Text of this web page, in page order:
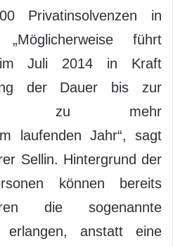
Privatinsolvenzen in
führt
im Juli 2014 in Kraft
der Dauer bis zur
zu mehr
laufenden Jahr“, sagt
Sellin. Hintergrund der
können bereits
die sogenannte
erlangen, anstatt eine